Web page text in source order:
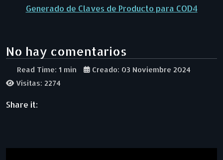
Generado de Claves de Producto para COD4
No hay comentarios
Read Time: 1 min
Creado: 03 Noviembre 2024
Visitas: 2274
Share it: